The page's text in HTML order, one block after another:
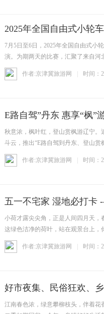
2025年全国自由式小轮
7月5日至6日，2025年全国自由式小
演。为期两天的比赛，汇聚了来自
场
作者:京津冀旅游网
时间：
E路自驾”丹东 惠享“枫”
秋意浓，枫叶红，登山赏枫游辽宁。
斗云，推出“E路自驾到丹东、登山
作者:京津冀旅游网 时间：
五一不宅家 湿地必打卡
小荷才露尖尖角，正是人间四月天
这绿色洁净的荷叶，站在观景台上
境，
作者:京津冀旅游网
时间：
好市夜集、民俗狂欢、
江南春色浓，绿意攀柳枝头，伴着花